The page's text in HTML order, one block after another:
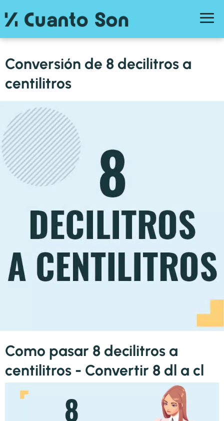
Conversión de 8 decilitros a
centilitros
Como pasar 8 decilitros a
centilitros - Convertir 8 dl a cl